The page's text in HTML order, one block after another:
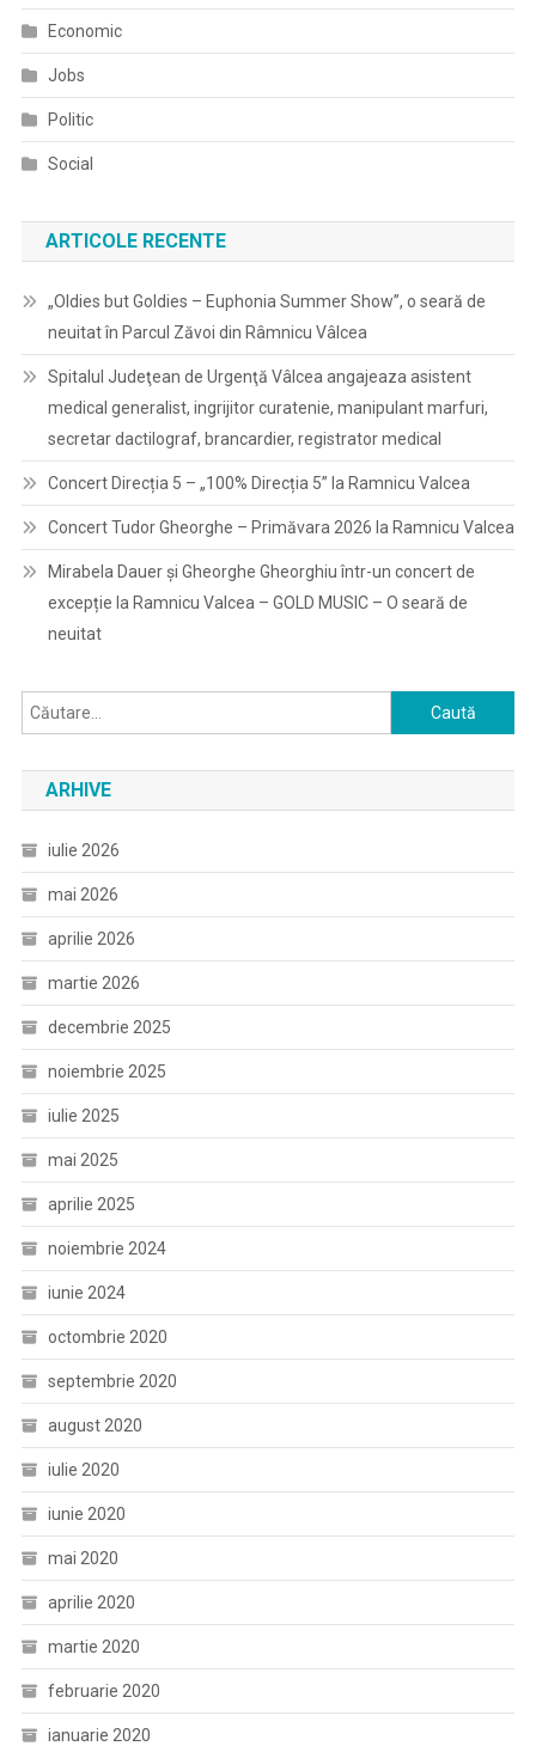
Economic
Jobs
Politic
Social
ARTICOLE RECENTE
„Oldies but Goldies – Euphonia Summer Show”, o seară de
neuitat în Parcul Zăvoi din Râmnicu Vâlcea
Spitalul Judeţean de Urgenţă Vâlcea angajeaza asistent
medical generalist, ingrijitor curatenie, manipulant marfuri,
secretar dactilograf, brancardier, registrator medical
Concert Direcția 5 – „100% Direcția 5” la Ramnicu Valcea
Concert Tudor Gheorghe – Primăvara 2026 la Ramnicu Valcea
Mirabela Dauer și Gheorghe Gheorghiu într-un concert de
excepție la Ramnicu Valcea – GOLD MUSIC – O seară de
neuitat
Caută
după:
ARHIVE
iulie 2026
mai 2026
aprilie 2026
martie 2026
decembrie 2025
noiembrie 2025
iulie 2025
mai 2025
aprilie 2025
noiembrie 2024
iunie 2024
octombrie 2020
septembrie 2020
august 2020
iulie 2020
iunie 2020
mai 2020
aprilie 2020
martie 2020
februarie 2020
ianuarie 2020